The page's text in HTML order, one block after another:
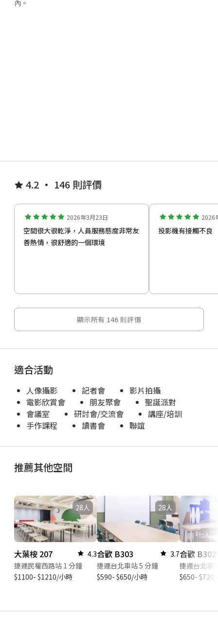
內。
4.2 • 146 則評價
2026年3月23日
空間很大很乾淨，人員服務態度非常友
善熱情，很舒適的一個環境
2026
投影機有接觸不良
顯示所有 146 則評價
適合活動
人像攝影 記者會
影片拍攝
電影欣賞會
朋友聚會
聖誕派對
會議室
研討會/交流會
講座/培訓
手作課程
讀書會 聯誼
推薦其他空間
28人
大葉桉 207
4.3
捷運民權西路站 1 分鐘
$1100- $1210/小時
28人
合歡 B303
3.7
捷運台北車站 5 分鐘
$590- $650/小時
合歡 B302
捷運台北車
$650-